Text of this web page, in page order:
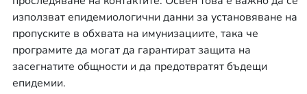
използват епидемиологични данни за установяване на
пропуските в обхвата на имунизациите, така че
програмите да могат да гарантират защита на
засегнатите общности и да предотвратят бъдещи
епидемии.